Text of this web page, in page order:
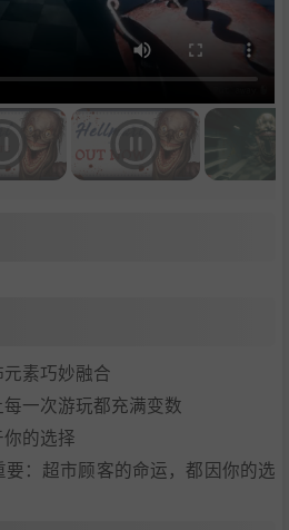
素巧妙融合
一次游玩都充满变数
的选择
：超市顾客的命运，都因你的选